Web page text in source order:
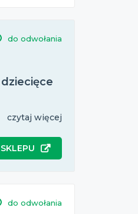
do odwołania
czytaj więcej
do odwołania